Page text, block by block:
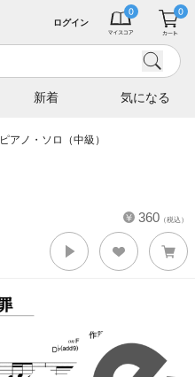
新着 気になる
ログイン
ピアノ・ソロ（中級）
360 （税込）